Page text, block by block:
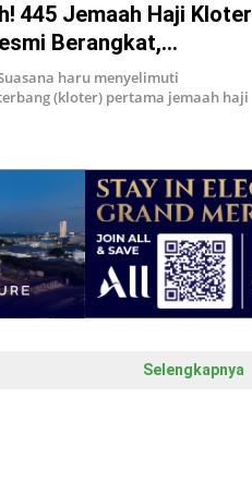
445 Jemaah Haji Kloter
Berangkat,
haru menyelimuti
(kloter) pertama jemaah haji
Selengkapnya